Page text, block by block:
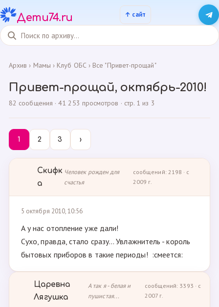
Дети74.ru
Архив › Мамы › Клуб ОБС› Все "Привет-прощай"
Привет-прощай, октябрь-2010!
82 сообщения · 41 253 просмотров · стр. 1 из 3
1 2 3 ›
Скифк
а
Человек рожден для
счастья
сообщений: 2198 · с
2009 г.
5 октября 2010, 10:56
А у нас отопление уже дали!
Сухо, правда, стало сразу... Увлажнитель - король
бытовых приборов в такие периоды! :смеется:
Царевна
Лягушка
А так я - белая и
пушистая...
сообщений: 3393 · с
2007 г.